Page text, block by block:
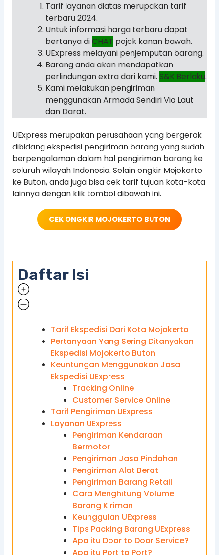
Tarif layanan diatas merupakan tarif
terbaru 2024.
Untuk informasi harga terbaru dapat
bertanya diCHAT pojok kanan bawah.
UExpress melayani penjemputan barang.
Barang anda akan mendapatkan
perlindungan extra dari kami. S&K Berlaku.
Kami melakukan pengiriman
menggunakan Armada Sendiri Via Laut
dan Darat.
UExpress merupakan perusahaan yang bergerak
dibidang ekspedisi pengiriman barang yang sudah
berpengalaman dalam hal pengiriman barang ke
seluruh wilayah Indonesia. Selain ongkir Mojokerto
ke Buton, anda juga bisa cek tarif tujuan kota-kota
lainnya dengan klik tombol dibawah ini.
CEK ONGKIR MOJOKERTO BUTON
Daftar Isi
Tarif Ekspedisi Dari Kota Mojokerto
Pertanyaan Yang Sering Ditanyakan
Ekspedisi Mojokerto Buton
Keuntungan Menggunakan Jasa
Ekspedisi UExpress
Tracking Online
Customer Service Online
Tarif Pengiriman UExpress
Layanan UExpress
Pengiriman Kendaraan
Bermotor
Pengiriman Jasa Pindahan
Pengiriman Alat Berat
Pengiriman Barang Retail
Cara Menghitung Volume
Barang Kiriman
Keunggulan UExpress
Tips Packing Barang UExpress
Apa itu Door to Door Service?
Apa itu Port to Port?